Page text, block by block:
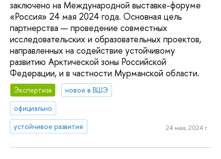
заключено на Международной выставке-форуме
«Россия» 24 мая 2024 года. Основная цель
партнерства — проведение совместных
исследовательских и образовательных проектов,
направленных на содействие устойчивому
развитию Арктической зоны Российской
Федерации, и в частности Мурманской области.
Экспертиза
новое в ВШЭ
официально
устойчивое развитие
24 мая, 2024 г.